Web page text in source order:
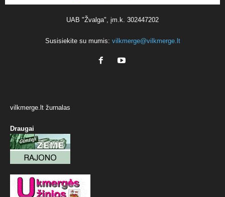
UAB "Žvalga", įm.k. 302447202
Susisiekite su mumis: vilkmerge@vilkmerge.lt
vilkmerge.lt žurnalas
Draugai